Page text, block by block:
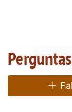
Perguntas